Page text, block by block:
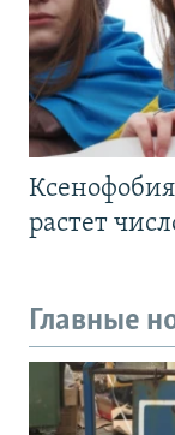
растет
Главные